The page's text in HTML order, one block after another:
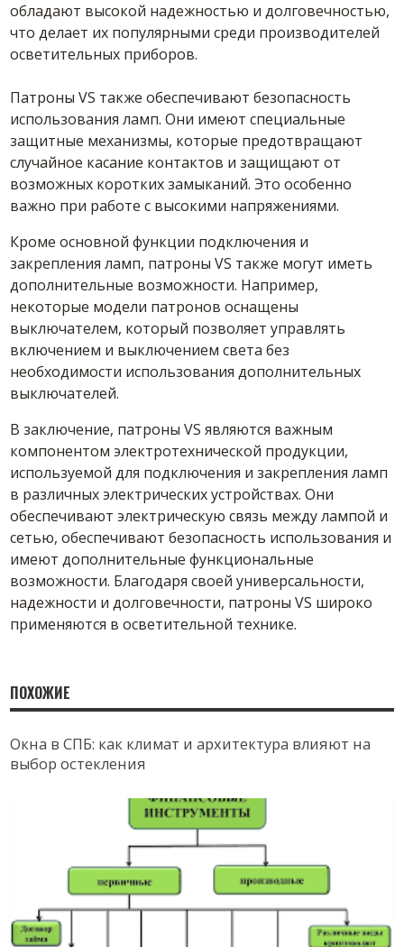
обладают высокой надежностью и долговечностью,
что делает их популярными среди производителей
осветительных приборов.
Патроны VS также обеспечивают безопасность
использования ламп. Они имеют специальные
защитные механизмы, которые предотвращают
случайное касание контактов и защищают от
возможных коротких замыканий. Это особенно
важно при работе с высокими напряжениями.
Кроме основной функции подключения и
закрепления ламп, патроны VS также могут иметь
дополнительные возможности. Например,
некоторые модели патронов оснащены
выключателем, который позволяет управлять
включением и выключением света без
необходимости использования дополнительных
выключателей.
В заключение, патроны VS являются важным
компонентом электротехнической продукции,
используемой для подключения и закрепления ламп
в различных электрических устройствах. Они
обеспечивают электрическую связь между лампой и
сетью, обеспечивают безопасность использования и
имеют дополнительные функциональные
возможности. Благодаря своей универсальности,
надежности и долговечности, патроны VS широко
применяются в осветительной технике.
ПОХОЖИЕ
Окна в СПБ: как климат и архитектура влияют на
выбор остекления